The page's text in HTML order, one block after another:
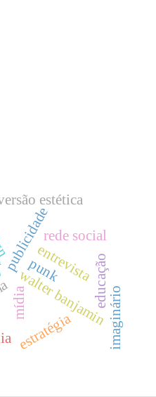
entrevista
publicidade
walter banjamin
estética
punk
estratégia
rede social
mídia educação
imaginário